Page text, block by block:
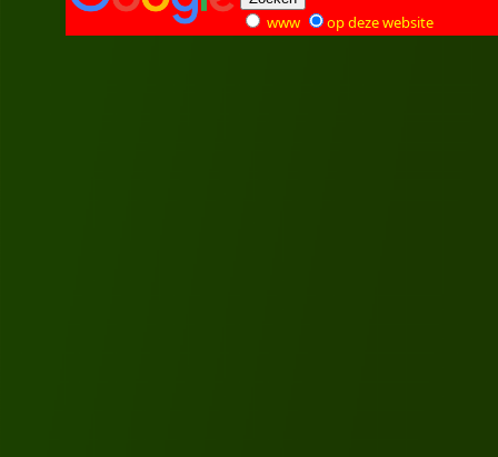
www op deze website